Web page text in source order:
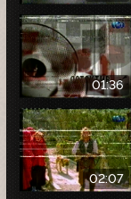
01:36
02:07